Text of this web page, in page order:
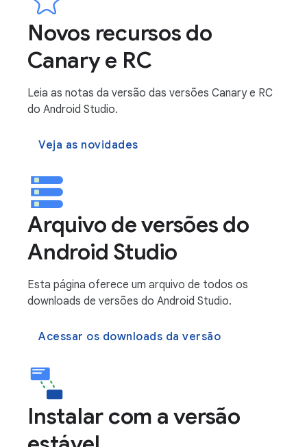
Novos recursos do
Canary e RC
Leia as notas da versão das versões Canary e RC
do Android Studio.
Veja as novidades
Arquivo de versões do
Android Studio
Esta página oferece um arquivo de todos os
downloads de versões do Android Studio.
Acessar os downloads da versão
Instalar com a versão